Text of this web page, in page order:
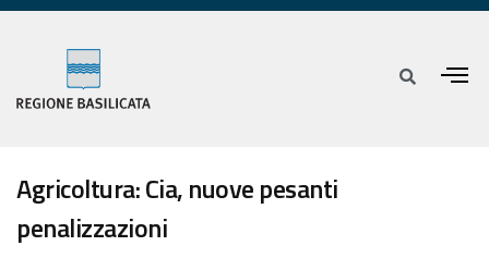
Agricoltura: Cia, nuove pesanti
penalizzazioni